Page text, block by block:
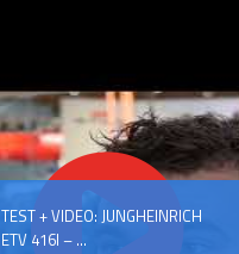
TEST + VIDEO: JUNGHEINRICH
ETV 416I – ...